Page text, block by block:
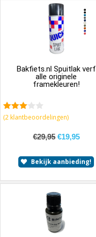
Bakfiets.nl Spuitlak verf
alle originele
framekleuren!
3.50
(2klantbeoordelingen)
€29,95 €19,95
Bekijk aanbieding!